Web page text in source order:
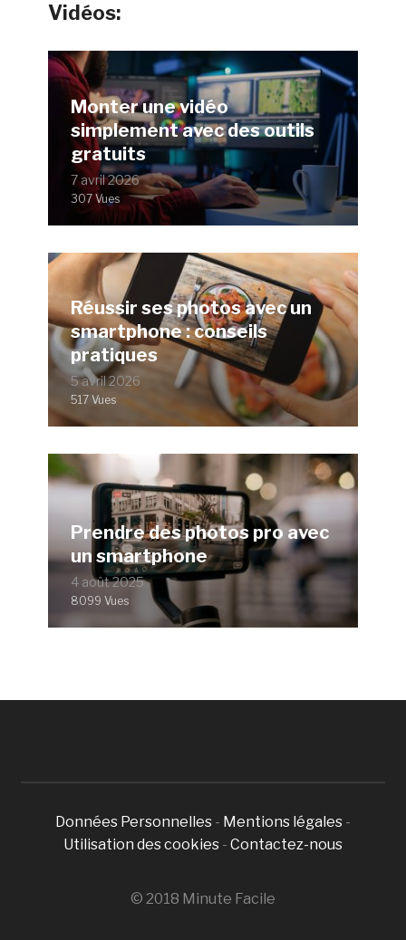
Vidéos:
Monter une vidéo
simplement avec des outils
gratuits
7 avril 2026
307 Vues
Réussir ses photos avec un
smartphone : conseils
pratiques
5 avril 2026
517 Vues
Prendre des photos pro avec
un smartphone
4 août 2025
8099 Vues
Données Personnelles - Mentions légales -
Utilisation des cookies - Contactez-nous
© 2018 Minute Facile